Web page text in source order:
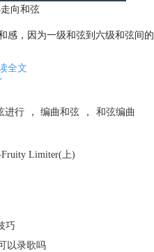
向和弦
感，因为一级和弦到六级和弦间的
的六级和弦及往后的四、五级和弦
跨度就减小了，和弦间的连接也更
全文
进行 ， 编曲和弦 ， 和弦编曲
Limiter(上)
巧
以录歌吗